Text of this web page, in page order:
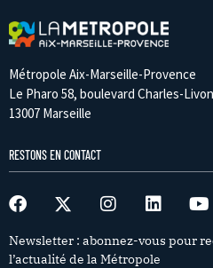
Métropole Aix-Marseille-Provence
Le Pharo 58, boulevard Charles-Livon
13007 Marseille
RESTONS EN CONTACT
Newsletter : abonnez-vous pour
l’actualité de la Métropole